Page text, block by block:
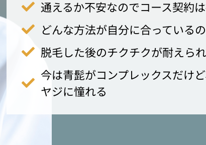
通えるか不安なのでコース契約
どんな方法が自分に合っている
脱毛した後のチクチクが耐えら
今は青髭がコンプレックスだけ
ヤジに憧れる